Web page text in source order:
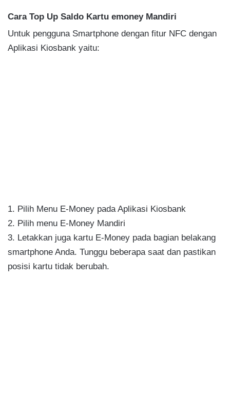
Cara Top Up Saldo Kartu emoney Mandiri
Untuk pengguna Smartphone dengan fitur NFC dengan
Aplikasi Kiosbank yaitu:
1. Pilih Menu E-Money pada Aplikasi Kiosbank
2. Pilih menu E-Money Mandiri
3. Letakkan juga kartu E-Money pada bagian belakang
smartphone Anda. Tunggu beberapa saat dan pastikan
posisi kartu tidak berubah.